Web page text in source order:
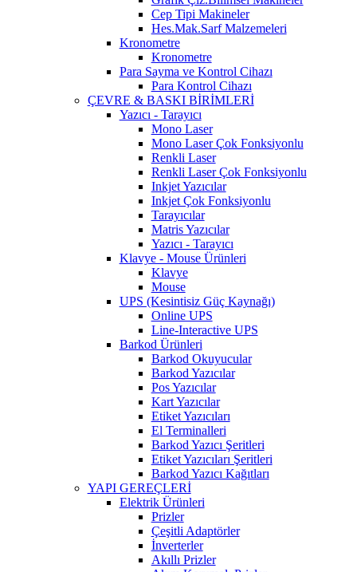
Cep Tipi Makineler
Hes.Mak.Sarf Malzemeleri
Kronometre
Kronometre
Para Sayma ve Kontrol Cihazı
Para Kontrol Cihazı
ÇEVRE & BASKI BİRİMLERİ
Yazıcı - Tarayıcı
Mono Laser
Mono Laser Çok Fonksiyonlu
Renkli Laser
Renkli Laser Çok Fonksiyonlu
Inkjet Yazıcılar
Inkjet Çok Fonksiyonlu
Tarayıcılar
Matris Yazıcılar
Yazıcı - Tarayıcı
Klavye - Mouse Ürünleri
Klavye
Mouse
UPS (Kesintisiz Güç Kaynağı)
Online UPS
Line-Interactive UPS
Barkod Ürünleri
Barkod Okuyucular
Barkod Yazıcılar
Pos Yazıcılar
Kart Yazıcılar
Etiket Yazıcıları
El Terminalleri
Barkod Yazıcı Şeritleri
Etiket Yazıcıları Şeritleri
Barkod Yazıcı Kağıtları
YAPI GEREÇLERİ
Elektrik Ürünleri
Prizler
Çeşitli Adaptörler
İnverterler
Akıllı Prizler